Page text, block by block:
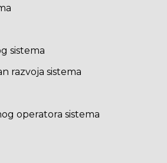
sistema
razvoja sistema
operatora sistema